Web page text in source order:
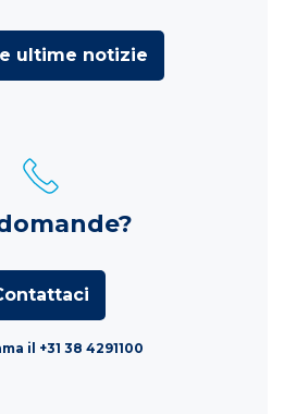
ultime notizie
il +31 38 4291100